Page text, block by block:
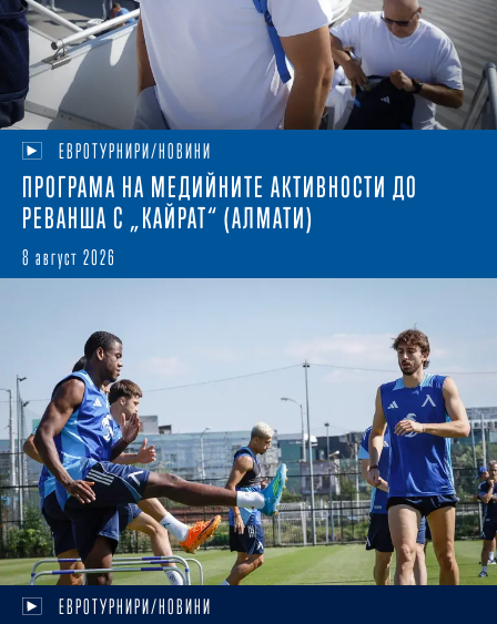
ЕВРОТУРНИРИ/НОВИНИ
ПРОГРАМА НА МЕДИЙНИТЕ АКТИВНОСТИ ДО
РЕВАНША С „КАЙРАТ“ (АЛМАТИ)
8 август 2026
ЕВРОТУРНИРИ/НОВИНИ